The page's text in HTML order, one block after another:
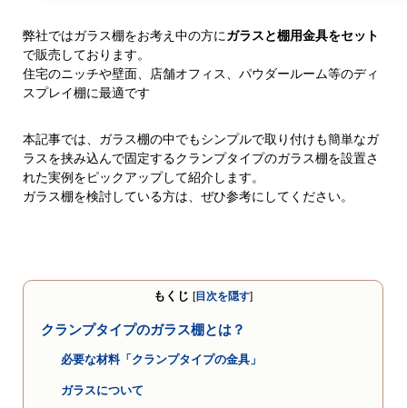
弊社ではガラス棚をお考え中の方にガラスと棚用金具をセット
で販売しております。
住宅のニッチや壁面、店舗オフィス、パウダールーム等のディ
スプレイ棚に最適です
本記事では、ガラス棚の中でもシンプルで取り付けも簡単なガ
ラスを挟み込んで固定するクランプタイプのガラス棚を設置さ
れた実例をピックアップして紹介します。
ガラス棚を検討している方は、ぜひ参考にしてください。
もくじ [目次を隠す]
クランプタイプのガラス棚とは？
必要な材料「クランプタイプの金具」
ガラスについて